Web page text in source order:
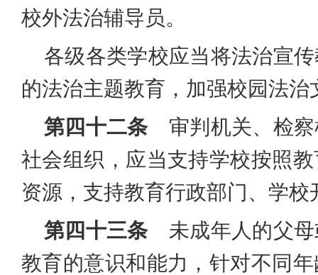
校外法治辅导员。
各级各类学校应当将法治宣
的法治主题教育，加强校园法治
第四十二条 审判机关、检察
社会组织，应当支持学校按照
资源，支持教育行政部门、学
第四十三条 未成年人的父母
教育的意识和能力，针对不同